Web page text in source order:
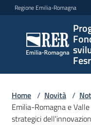
Vai al contenuto
Vai alla navigazione
Vai al footer
Regione Emilia-Romagna
Fesr
regionale
Fondo
europeo di
Fesr
Home / Novità /
Emilia-Romagna e
strategici